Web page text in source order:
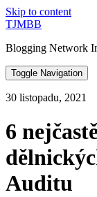
Skip to content
TJMBB
Blogging Network
Toggle Navigation
30 listopadu, 2021
6
Auditu